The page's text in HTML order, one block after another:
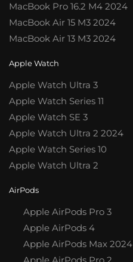
MacBook Pro 16.2 M4 2024
MacBook Air 15 M3 2024
MacBook Air 13 M3 2024
Apple Watch
Apple Watch Ultra 3
Apple Watch Series 11
Apple Watch SE 3
Apple Watch Ultra 2 2024
Apple Watch Series 10
Apple Watch Ultra 2
AirPods
Apple AirPods Pro 3
Apple AirPods 4
Apple AirPods Max 2024
Apple AirPods Pro 2